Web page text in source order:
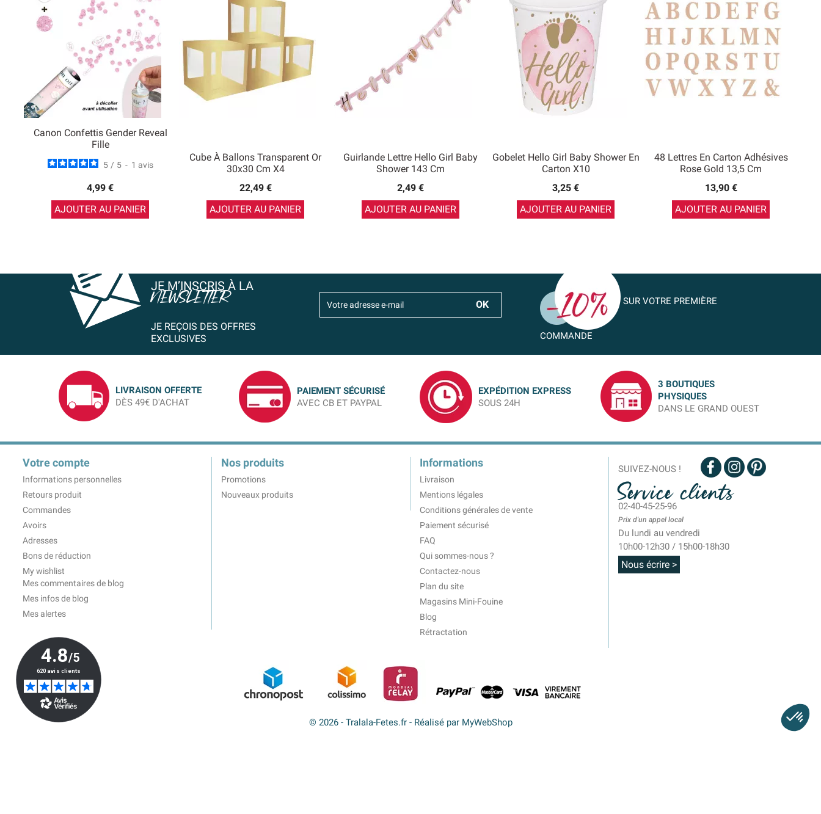
Canon Confettis Gender Reveal
Fille
5 / 5 - 1 avis
4,99 €
AJOUTER AU PANIER
Cube À Ballons Transparent Or
30x30 Cm X4
22,49 €
AJOUTER AU PANIER
Guirlande Lettre Hello Girl Baby
Shower 143 Cm
2,49 €
AJOUTER AU PANIER
Gobelet Hello Girl Baby Shower En
Carton X10
3,25 €
AJOUTER AU PANIER
48 Lettres En Carton Adhésives
Rose Gold 13,5 Cm
13,90 €
AJOUTER AU PANIER
JE M’INSCRIS À LA
NEWSLETTER
JE REÇOIS DES OFFRES
EXCLUSIVES
SUR VOTRE PREMIÈRE
COMMANDE
LIVRAISON OFFERTE
DÈS 49€ D'ACHAT
PAIEMENT SÉCURISÉ
AVEC CB ET PAYPAL
EXPÉDITION EXPRESS
SOUS 24H
3 BOUTIQUES
PHYSIQUES
DANS LE GRAND OUEST
Votre compte
Informations personnelles
Retours produit
Commandes
Avoirs
Adresses
Bons de réduction
My wishlist
Mes commentaires de blog
Mes infos de blog
Mes alertes
Nos produits
Promotions
Nouveaux produits
Informations
Livraison
Mentions légales
Conditions générales de vente
Paiement sécurisé
FAQ
Qui sommes-nous ?
Contactez-nous
Plan du site
Magasins Mini-Fouine
Blog
Rétractation
SUIVEZ-NOUS !
Service clients
02-40-45-25-96
Prix d'un appel local
Du lundi au vendredi
10h00-12h30 / 15h00-18h30
Nous écrire >
© 2026 - Tralala-Fetes.fr - Réalisé par MyWebShop